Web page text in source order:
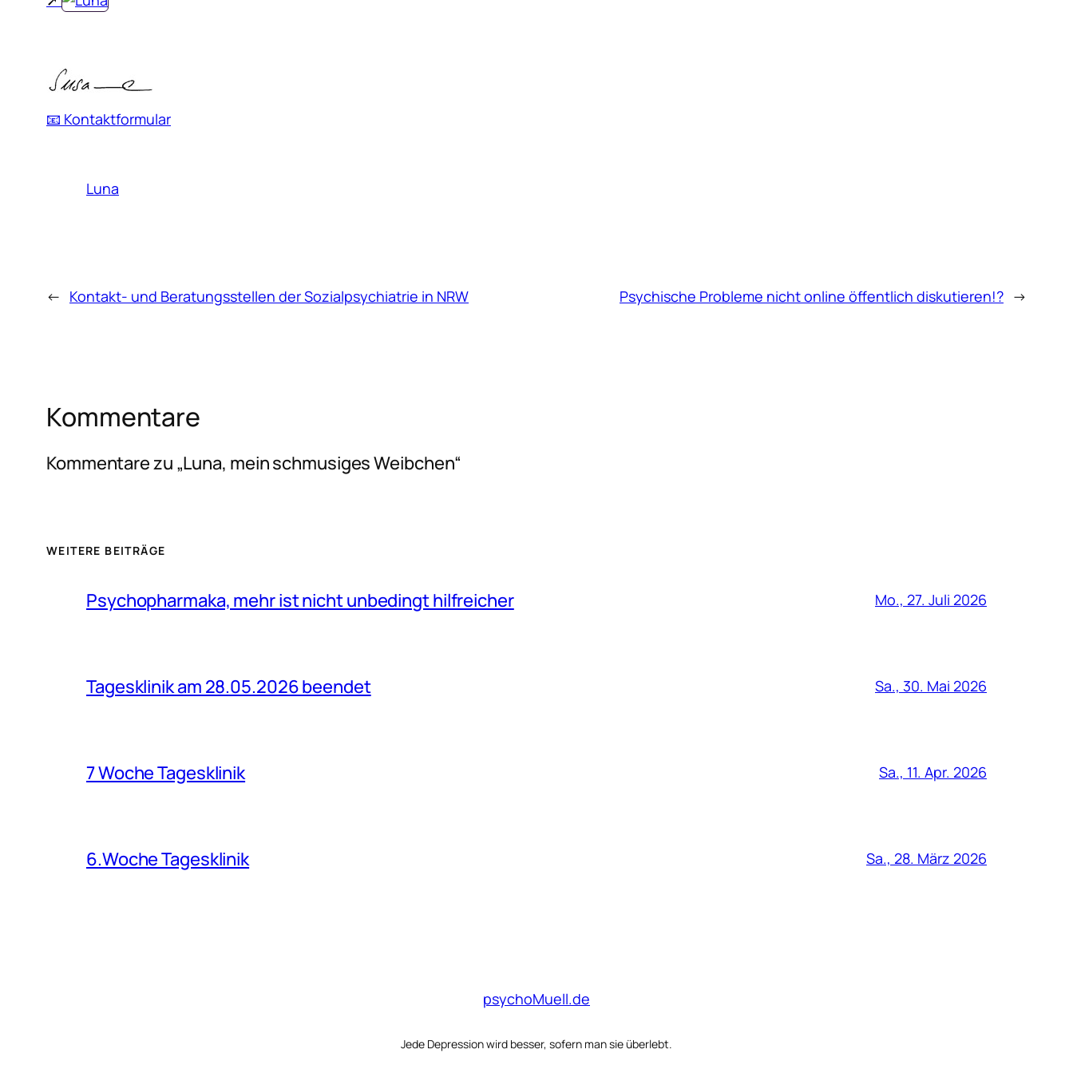
📧 Kontaktformular
Luna
← Kontakt- und Beratungsstellen der Sozialpsychiatrie in NRW Psychische Probleme nicht online öffentlich diskutieren!? →
Kommentare
Kommentare zu „Luna, mein schmusiges Weibchen“
WEITERE BEITRÄGE
Psychopharmaka, mehr ist nicht unbedingt hilfreicher Mo., 27. Juli 2026
Tagesklinik am 28.05.2026 beendet Sa., 30. Mai 2026
7 Woche Tagesklinik Sa., 11. Apr. 2026
6.Woche Tagesklinik Sa., 28. März 2026
psychoMuell.de
Jede Depression wird besser, sofern man sie überlebt.